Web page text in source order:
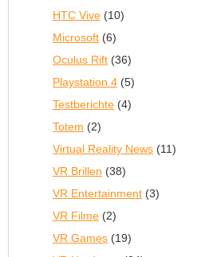
HTC Vive (10)
Microsoft (6)
Oculus Rift (36)
Playstation 4 (5)
Testberichte (4)
Totem (2)
Virtual Reality News (11)
VR Brillen (38)
VR Entertainment (3)
VR Filme (2)
VR Games (19)